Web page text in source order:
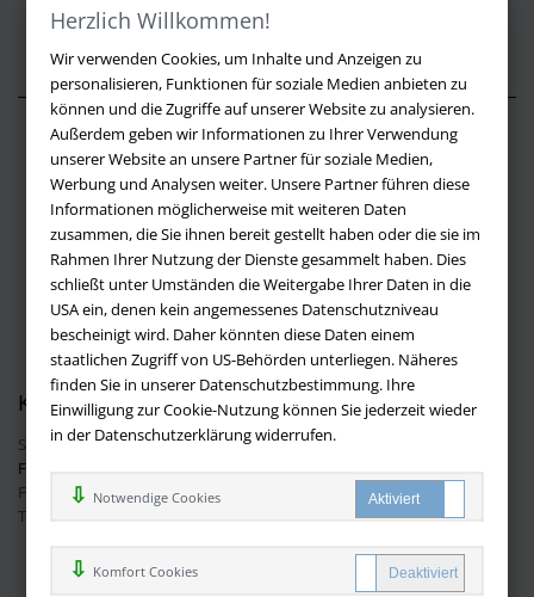
Herzlich Willkommen!
Wir verwenden Cookies, um Inhalte und Anzeigen zu
personalisieren, Funktionen für soziale Medien anbieten zu
können und die Zugriffe auf unserer Website zu analysieren.
Außerdem geben wir Informationen zu Ihrer Verwendung
unserer Website an unsere Partner für soziale Medien,
Werbung und Analysen weiter. Unsere Partner führen diese
Informationen möglicherweise mit weiteren Daten
zusammen, die Sie ihnen bereit gestellt haben oder die sie im
Rahmen Ihrer Nutzung der Dienste gesammelt haben. Dies
schließt unter Umständen die Weitergabe Ihrer Daten in die
USA ein, denen kein angemessenes Datenschutzniveau
bescheinigt wird. Daher könnten diese Daten einem
staatlichen Zugriff von US-Behörden unterliegen. Näheres
finden Sie in unserer Datenschutzbestimmung. Ihre
Einwilligung zur Cookie-Nutzung können Sie jederzeit wieder
in der Datenschutzerklärung widerrufen.
Notwendige Cookies
Komfort Cookies
Über buchversandmimpf2000.de
Impressum
Versandbedingungen
Widerruf
Batteriehinweis
AGB
Datenschutz
Kontakt
Sie haben Fragen?Hier finden Sie Antworten auf häufig gestellte
Fragen.
Fragen per E-Mail:info@buchversandmimpf2000.de
Telefon: +49 (0)9209 20 23 188
Ihre Vorteile bei uns
Kostenloser Versand innerhalb Deutschlands